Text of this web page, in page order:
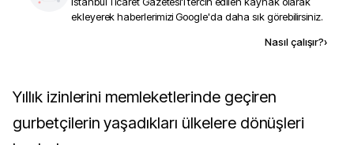
ekleyerek haberlerimizi Google'da daha sık görebilirsiniz.
Nasıl çalışır?›
Yıllık izinlerini memleketlerinde geçiren
gurbetçilerin yaşadıkları ülkelere dönüşleri